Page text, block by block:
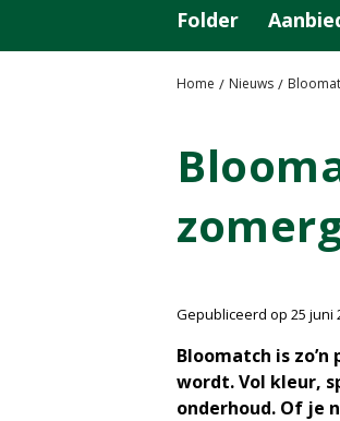
t
Home Nieuws
Folder
Gepubliceerd op 25 juni
Bloomatch is
wordt. Vol kleur,
onderhoud. Of je